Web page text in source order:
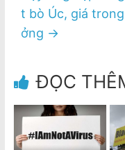
t bò Úc, giá
ởng →
ĐỌC